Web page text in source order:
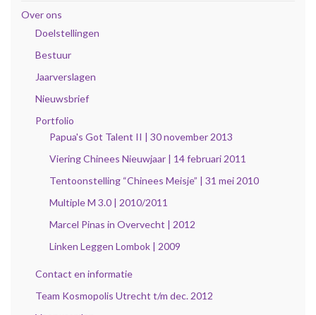
Over ons
Doelstellingen
Bestuur
Jaarverslagen
Nieuwsbrief
Portfolio
Papua's Got Talent II | 30 november 2013
Viering Chinees Nieuwjaar | 14 februari 2011
Tentoonstelling “Chinees Meisje” | 31 mei 2010
Multiple M 3.0 | 2010/2011
Marcel Pinas in Overvecht | 2012
Linken Leggen Lombok | 2009
Contact en informatie
Team Kosmopolis Utrecht t/m dec. 2012